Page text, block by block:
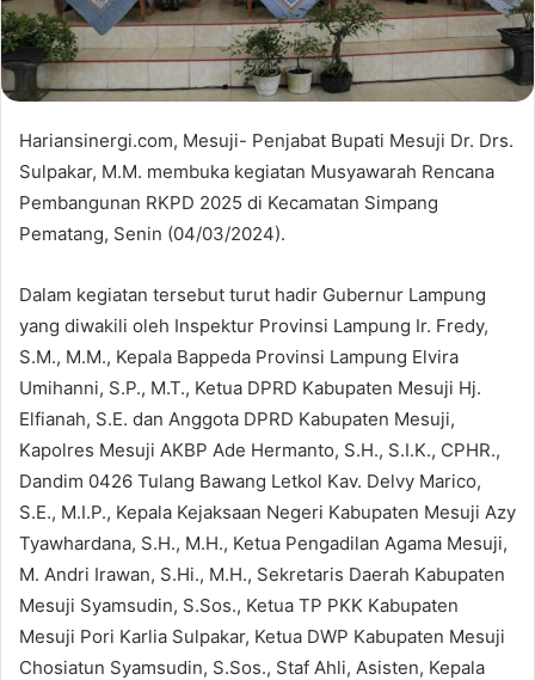
Hariansinergi.com, Mesuji- Penjabat Bupati Mesuji Dr. Drs.
Sulpakar, M.M. membuka kegiatan Musyawarah Rencana
Pembangunan RKPD 2025 di Kecamatan Simpang
Pematang, Senin (04/03/2024).
Dalam kegiatan tersebut turut hadir Gubernur Lampung
yang diwakili oleh Inspektur Provinsi Lampung Ir. Fredy,
S.M., M.M., Kepala Bappeda Provinsi Lampung Elvira
Umihanni, S.P., M.T., Ketua DPRD Kabupaten Mesuji Hj.
Elfianah, S.E. dan Anggota DPRD Kabupaten Mesuji,
Kapolres Mesuji AKBP Ade Hermanto, S.H., S.I.K., CPHR.,
Dandim 0426 Tulang Bawang Letkol Kav. Delvy Marico,
S.E., M.I.P., Kepala Kejaksaan Negeri Kabupaten Mesuji Azy
Tyawhardana, S.H., M.H., Ketua Pengadilan Agama Mesuji,
M. Andri Irawan, S.Hi., M.H., Sekretaris Daerah Kabupaten
Mesuji Syamsudin, S.Sos., Ketua TP PKK Kabupaten
Mesuji Pori Karlia Sulpakar, Ketua DWP Kabupaten Mesuji
Chosiatun Syamsudin, S.Sos., Staf Ahli, Asisten, Kepala